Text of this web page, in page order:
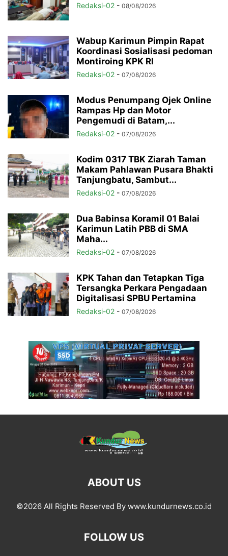
Redaksi-02 - 08/08/2026
Wabup Karimun Pimpin Rapat
Koordinasi Sosialisasi pedoman
Montiroing KPK RI
Redaksi-02 - 07/08/2026
Modus Penumpang Ojek Online
Rampas Hp dan Motor
Pengemudi di Batam,...
Redaksi-02 - 07/08/2026
Kodim 0317 TBK Ziarah Taman
Makam Pahlawan Pusara Bhakti
Tanjungbatu, Sambut...
Redaksi-02 - 07/08/2026
Dua Babinsa Koramil 01 Balai
Karimun Latih PBB di SMA
Maha...
Redaksi-02 - 07/08/2026
KPK Tahan dan Tetapkan Tiga
Tersangka Perkara Pengadaan
Digitalisasi SPBU Pertamina
Redaksi-02 - 07/08/2026
ABOUT US
©2026 All Rights Reserved By www.kundurnews.co.id
FOLLOW US